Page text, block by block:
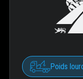
Poids